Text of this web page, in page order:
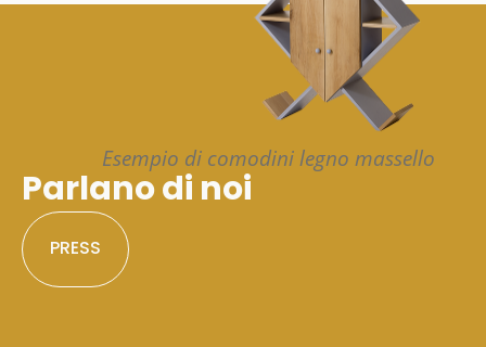
Esempio di comodini legno massello
Parlano di noi
PRESS